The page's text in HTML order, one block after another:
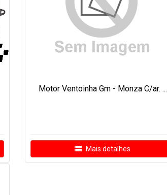
Motor Ventoinha Gm - Monza C/ar. ...
Mais detalhes